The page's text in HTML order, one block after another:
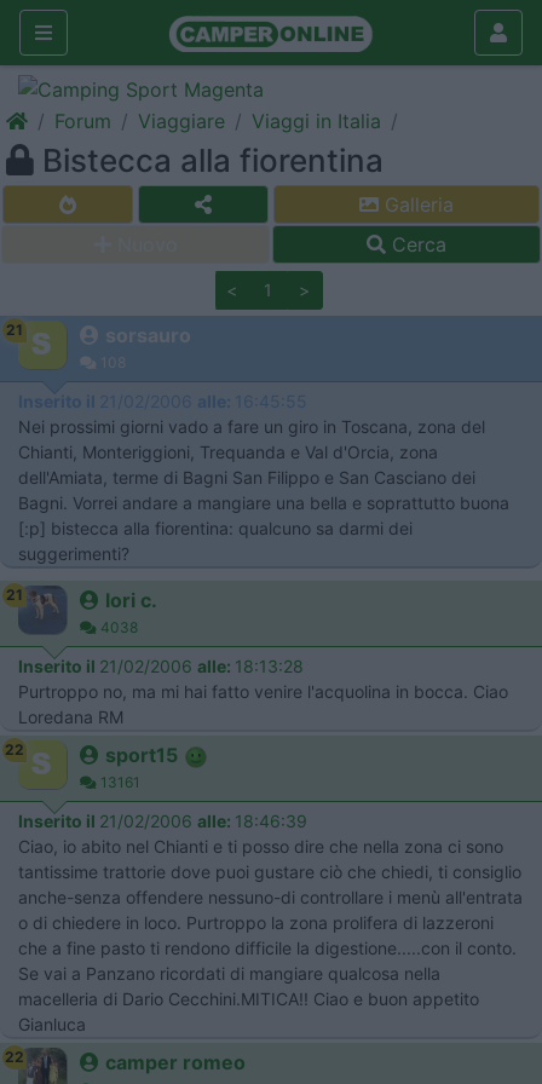
Forum Viaggiare Viaggi in Italia
Bistecca alla fiorentina
Galleria
Cerca
< 1 >
21 sorsauro
108
Inserito il 21/02/2006 alle: 16:45:55
Nei prossimi giorni vado a fare un giro in Toscana, zona del
Chianti, Monteriggioni, Trequanda e Val d'Orcia, zona
dell'Amiata, terme di Bagni San Filippo e San Casciano dei
Bagni. Vorrei andare a mangiare una bella e soprattutto buona
[:p] bistecca alla fiorentina: qualcuno sa darmi dei
suggerimenti?
21 lori c.
4038
Inserito il 21/02/2006 alle: 18:13:28
Purtroppo no, ma mi hai fatto venire l'acquolina in bocca. Ciao
Loredana RM
22 sport15
13161
Inserito il 21/02/2006 alle: 18:46:39
Ciao, io abito nel Chianti e ti posso dire che nella zona ci sono
tantissime trattorie dove puoi gustare ciò che chiedi, ti consiglio
anche-senza offendere nessuno-di controllare i menù all'entrata
o di chiedere in loco. Purtroppo la zona prolifera di lazzeroni
che a fine pasto ti rendono difficile la digestione.....con il conto.
Se vai a Panzano ricordati di mangiare qualcosa nella
macelleria di Dario Cecchini.MITICA!! Ciao e buon appetito
Gianluca
22 camper romeo